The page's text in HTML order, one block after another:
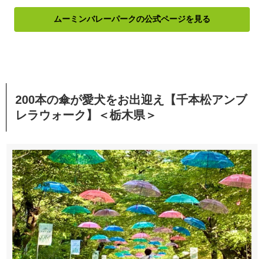
ムーミンバレーパークの公式ページを見る
200本の傘が愛犬をお出迎え【千本松アンブ
レラウォーク】＜栃木県＞